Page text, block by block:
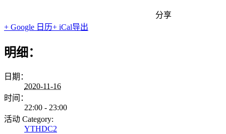
分享
+ Google 日历+ iCal导出
明细：
日期：
2020-11-16
时间：
22:00 - 23:00
活动 Category:
YTHDC2